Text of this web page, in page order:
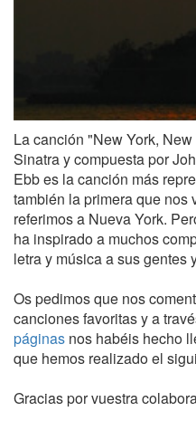
La canción "New York,
Sinatra y compuesta por
Ebb es la canción más
también la primera que nos
referimos a Nueva York.
ha inspirado a muchos
letra y música a sus gentes
Os pedimos que nos
canciones favoritas y a
páginas nos habéis hecho
que hemos realizado el
Gracias por vuestra